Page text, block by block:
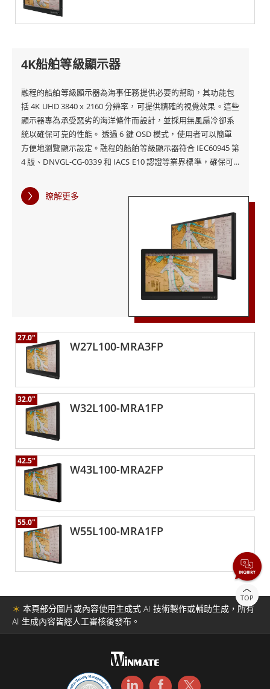
4K船舶等級顯示器
融程的船舶等級顯示器為海事任務提供必要的幫助，其功能包
括 4K UHD 3840 x 2160 分辨率，可提供精確的視覺效果。這些
顯示器專為承受惡劣的海洋條件而設計，並採用無風扇冷卻系
統以確保可靠的性能。 透過 6 鍵 OSD 模式，使用者可以簡單
方便地瀏覽顯示設定。融程的船舶等級顯示器符合 IEC60945 第
4 版、DNVGL-CG-0339 和 IACS E10 認證等業界標準，確保可
色彩校準，增強了其精確海洋導航和監控的適用性。
瞭解更多
W27L100-MRA3FP
27.0"
W32L100-MRA1FP
32.0"
W43L100-MRA2FP
42.5"
W55L100-MRA1FP
55.0"
TOP
＊ 本頁部分圖片或內容使用生成式 AI 技術製作或輔助生成，所有
AI 生成內容皆經人工審核後發布。